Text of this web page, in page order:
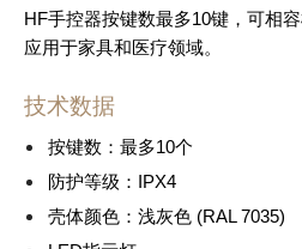
HF手控器按键数最多10键，可相
应用于家具和医疗领域。
技术数据
按键数：最多10个
防护等级：IPX4
壳体颜色：浅灰色 (RAL 7035)